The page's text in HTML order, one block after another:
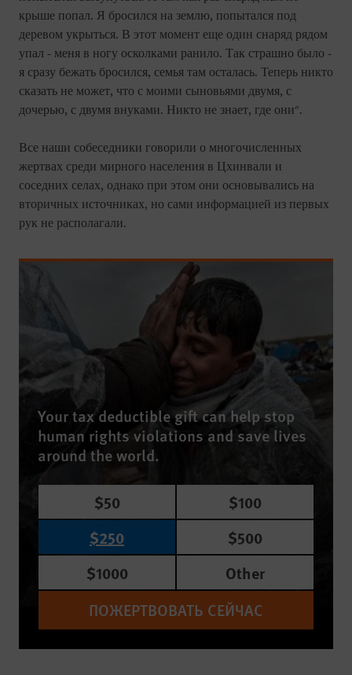
крыше попал. Я бросился на землю, попытался под
деревом укрыться. В этот момент еще один снаряд рядом
упал - меня в ногу осколками ранило. Так страшно было -
я сразу бежать бросился, семья там осталась. Теперь никто
сказать не может, что с моими сыновьями двумя, с
дочерью, с двумя внуками. Никто не знает, где они".
Все наши собеседники говорили о многочисленных
жертвах среди мирного населения в Цхинвали и
соседних селах, однако при этом они основывались на
вторичных источниках, но сами информацией из первых
рук не располагали.
Your tax deductible gift can help stop
human rights violations and save lives
around the world.
$50
$100
$250
$500
$1000
Other
ПОЖЕРТВОВАТЬ СЕЙЧАС